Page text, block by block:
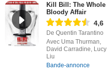
Kill Bill: The Whole
Bloody Affair
4,6
De Quentin Tarantino
Avec Uma Thurman,
David Carradine, Lucy
Liu
Bande-annonce